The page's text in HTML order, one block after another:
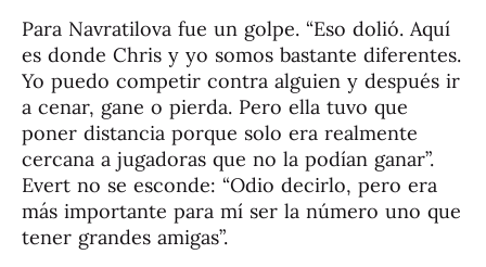
Para Navratilova fue un golpe. “Eso dolió. Aquí
es donde Chris y yo somos bastante diferentes.
Yo puedo competir contra alguien y después ir
a cenar, gane o pierda. Pero ella tuvo que
poner distancia porque solo era realmente
cercana a jugadoras que no la podían ganar”.
Evert no se esconde: “Odio decirlo, pero era
más importante para mí ser la número uno que
tener grandes amigas”.